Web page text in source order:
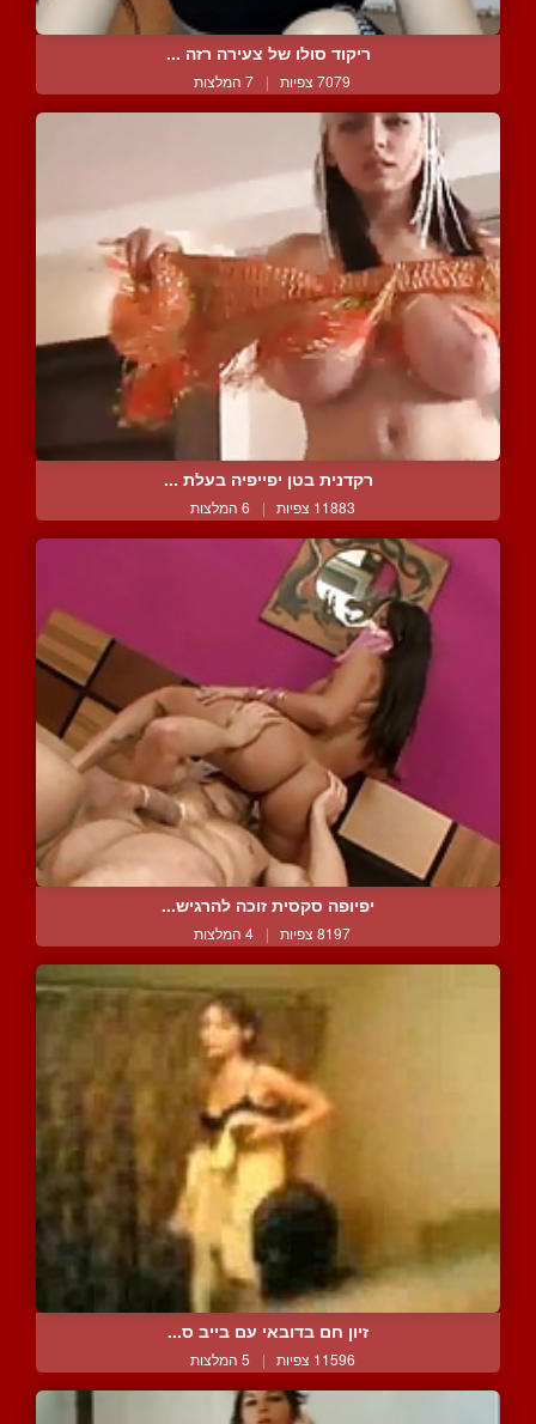
ריקוד סולו של צעירה רזה ...
7079 צפיות | 7 המלצות
רקדנית בטן יפייפיה בעלת ...
11883 צפיות | 6 המלצות
יפיופה סקסית זוכה להרגיש...
8197 צפיות | 4 המלצות
זיון חם בדובאי עם בייב ס...
11596 צפיות | 5 המלצות